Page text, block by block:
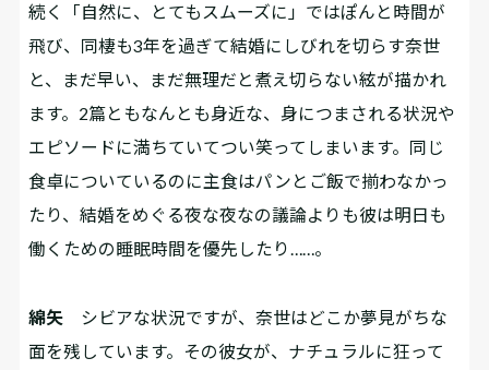
――続く「自然に、とてもスムーズに」ではぽんと時間が
飛び、同棲も3年を過ぎて結婚にしびれを切らす奈世
と、まだ早い、まだ無理だと煮え切らない絃が描かれ
ます。2篇ともなんとも身近な、身につまされる状況や
エピソードに満ちていてつい笑ってしまいます。同じ
食卓についているのに主食はパンとご飯で揃わなかっ
たり、結婚をめぐる夜な夜なの議論よりも彼は明日も
働くための睡眠時間を優先したり……。
綿矢 シビアな状況ですが、奈世はどこか夢見がちな
面を残しています。その彼女が、ナチュラルに狂って